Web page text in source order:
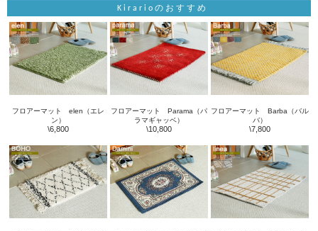
Kirarioのおすすめ
フロアーマット elen（エレ
ン）
\6,800
フロアーマット Parama（パ
ラマギャッベ）
\10,800
フロアーマット Barba（バル
バ）
\7,800